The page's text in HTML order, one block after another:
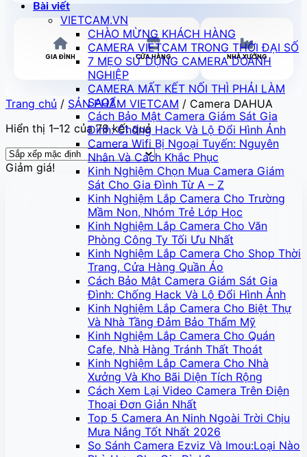
Bài viết
VIETCAM.VN
CHÀO MỪNG KHÁCH HÀNG
CAMERA VIETCAM TRONG THỜI ĐẠI SỐ
7 MẸO SỬ DỤNG CAMERA DOANH
NGHIỆP
CAMERA MẤT KẾT NỐI THÌ PHẢI LÀM
SAO?
Cách Bảo Mật Camera Giám Sát Gia
Đình: Chống Hack Và Lộ Đổi Hình Ảnh
Camera Wifi Bị Ngoại Tuyến: Nguyên
Nhân Và Cách Khắc Phục
Kinh Nghiệm Chọn Mua Camera Giám
Sát Cho Gia Đình Từ A – Z
Kinh Nghiệm Lắp Camera Cho Trường
Mầm Non, Nhóm Trẻ Lớp Học
Kinh Nghiệm Lắp Camera Cho Văn
Phòng Công Ty Tối Ưu Nhất
Kinh Nghiệm Lắp Camera Cho Shop Thời
Trang, Cửa Hàng Quần Áo
Cách Bảo Mật Camera Giám Sát Gia
Đình: Chống Hack Và Lộ Đổi Hình Ảnh
Kinh Nghiệm Lắp Camera Cho Biệt Thự
Và Nhà Tầng Đảm Bảo Thẩm Mỹ
Kinh Nghiệm Lắp Camera Cho Quán
Cafe, Nhà Hàng Tránh Thất Thoát
Kinh Nghiệm Lắp Camera Cho Nhà
Xưởng Và Kho Bãi Diện Tích Rộng
Cách Xem Lại Video Camera Trên Điện
Thoại Đơn Giản Nhất
Top 5 Camera An Ninh Ngoài Trời Chịu
Mưa Nắng Tốt Nhất 2026
So Sánh Camera Ezviz Và Imou:Loại Nào
GIA ĐÌNH CỬA HÀNG NHÀ XƯỞNG
Trang chủ / SẢN PHẨM VIETCAM / Camera DAHUA
Hiển thị 1–12 của 78 kết quả
Giảm giá!